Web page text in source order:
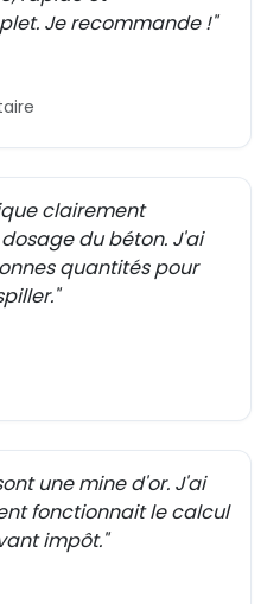
Je recommande !"
clairement
du béton. J'ai
quantités pour
une mine d'or. J'ai
fonctionnait le calcul
impôt."